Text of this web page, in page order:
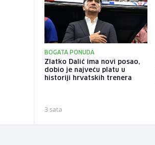
BOGATA PONUDA
Zlatko Dalić ima novi posao,
dobio je najveću platu u
historiji hrvatskih trenera
3 sata